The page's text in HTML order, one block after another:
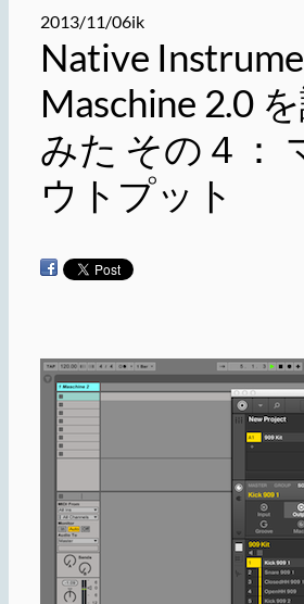
2013/11/06ik
Native
Maschine 2.0
みた その４：
ウトプット